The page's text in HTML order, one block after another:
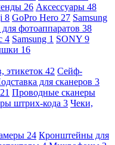
26 Аксессуары 48
8 GoPro Hero 27 Samsung
фотоаппаратов 38
4 Samsung 1 SONY 9
16
этикеток 42 Сейф-
для сканеров 3
21 Проводные сканеры
штрих-кода 3 Чеки,
24 Кронштейны для